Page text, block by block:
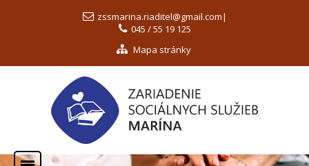
zssmarina.riaditel@gmail.com|
045 / 55 19 125
Mapa stránky